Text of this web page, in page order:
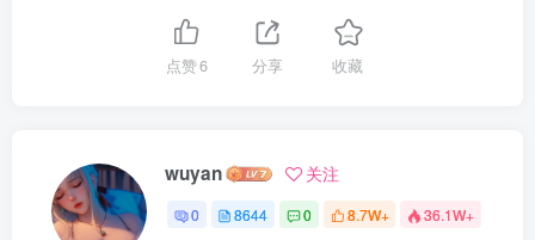
点赞6 分享 收藏
wuyan 关注
0 8644 0 8.7W+ 36.1W+